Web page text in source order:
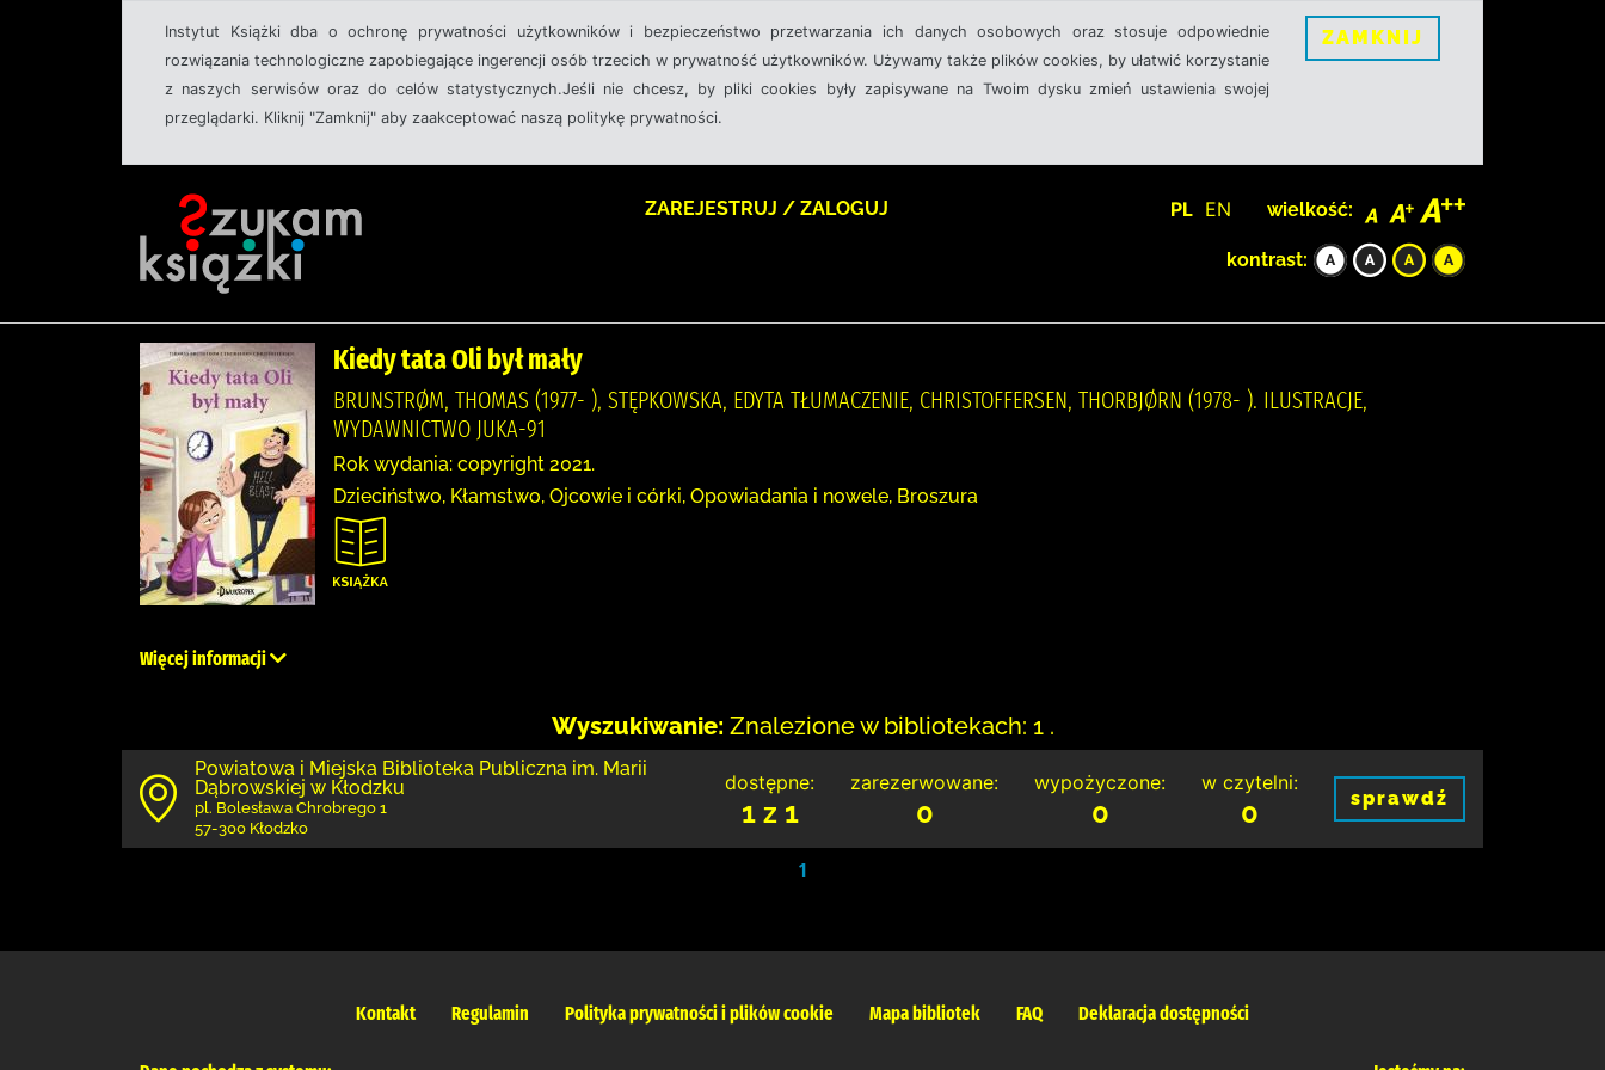
Instytut Książki dba o ochronę prywatności użytkowników i bezpieczeństwo przetwarzania ich danych osobowych oraz stosuje odpowiednie
rozwiązania technologiczne zapobiegające ingerencji osób trzecich w prywatność użytkowników. Używamy także plików cookies, by ułatwić korzystanie
z naszych serwisów oraz do celów statystycznych.Jeśli nie chcesz, by pliki cookies były zapisywane na Twoim dysku zmień ustawienia swojej
przeglądarki. Kliknij "Zamknij" aby zaakceptować naszą politykę prywatności.
ZAMKNIJ
ZAREJESTRUJ / ZALOGUJ PL EN wielkość:
kontrast:
Kiedy tata Oli był mały
BRUNSTRØM, THOMAS (1977- ), STĘPKOWSKA, EDYTA TŁUMACZENIE, CHRISTOFFERSEN, THORBJØRN (1978- ). ILUSTRACJE,
WYDAWNICTWO JUKA-91
Rok wydania: copyright 2021.
Dzieciństwo, Kłamstwo, Ojcowie i córki, Opowiadania i nowele, Broszura
Więcej informacji
Wyszukiwanie: Znalezione w bibliotekach: 1 .
Powiatowa i Miejska Biblioteka Publiczna im. Marii
Dąbrowskiej w Kłodzku
pl. Bolesława Chrobrego 1
57-300 Kłodzko
dostępne:
1 z 1
zarezerwowane:
0
wypożyczone:
0
w czytelni:
0 sprawdź
1
Kontakt Regulamin Polityka prywatności i plików cookie Mapa bibliotek FAQ Deklaracja dostępności